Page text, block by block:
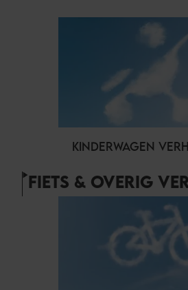
KINDERWAGEN
FIETS & OVERIG